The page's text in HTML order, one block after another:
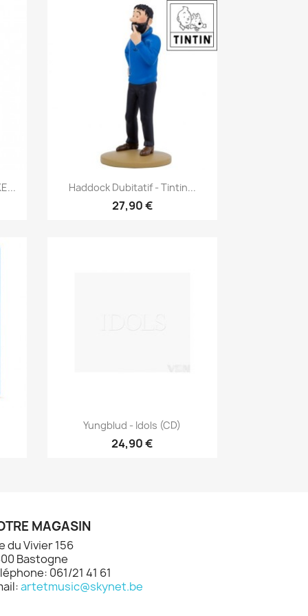
Aperçu rapide
Haddock Dubitatif - Tintin...
27,90 €
Aperçu rapide
Yungblud - Idols (CD)
24,90 €
MAGASIN
du Vivier 156
Bastogne
061/21 41 61
artetmusic@skynet.be